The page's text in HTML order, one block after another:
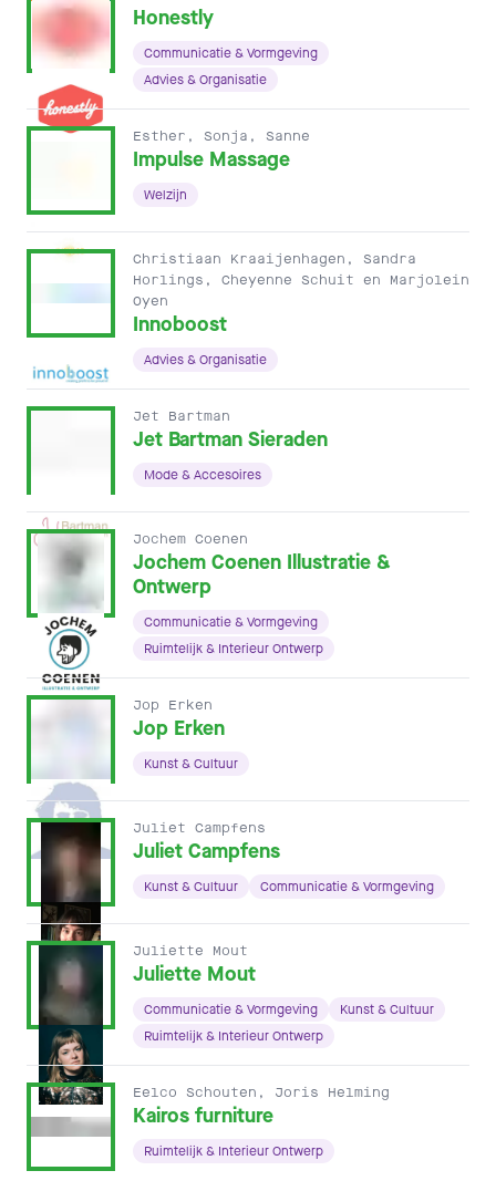
Honestly
Communicatie & Vormgeving
Advies & Organisatie
Esther, Sonja, Sanne
Impulse Massage
Welzijn
Christiaan Kraaijenhagen, Sandra
Horlings, Cheyenne Schuit en Marjolein
Oyen
Innoboost
Advies & Organisatie
Jet Bartman
Jet Bartman Sieraden
Mode & Accesoires
Jochem Coenen
Jochem Coenen Illustratie &
Ontwerp
Communicatie & Vormgeving
Ruimtelijk & Interieur Ontwerp
Jop Erken
Jop Erken
Kunst & Cultuur
Juliet Campfens
Juliet Campfens
Kunst & Cultuur Communicatie & Vormgeving
Juliette Mout
Juliette Mout
Communicatie & Vormgeving
Kunst & Cultuur
Ruimtelijk & Interieur Ontwerp
Eelco Schouten, Joris Helming
Kairos furniture
Ruimtelijk & Interieur Ontwerp